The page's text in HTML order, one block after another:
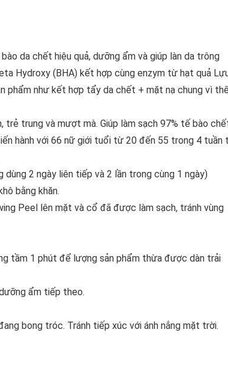
da chết hiệu quả, dưỡng ẩm và giúp làn da trông
Hydroxy (BHA) kết hợp cùng enzym từ hạt quả
phẩm như kết hợp tẩy da chết + mặt nạ chung vì
trung và mượt mà. Giúp làm sạch 97% tế bào
hành với 66 nữ giới tuổi từ 20 đến 55 trong 4 tuần
2 ngày liên tiếp và 2 lần trong cùng 1 ngày)
bằng khăn.
Peel lên mặt và cổ đã được làm sạch, tránh vùng
tầm 1 phút để lượng sản phẩm thừa được dàn trải
ẩm tiếp theo.
bong tróc. Tránh tiếp xúc với ánh nắng mặt trời.